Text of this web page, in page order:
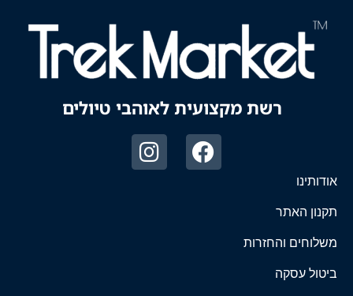
רשת מקצועית לאוהבי טיולים
אודותינו
תקנון האתר
משלוחים והחזרות
ביטול עסקה